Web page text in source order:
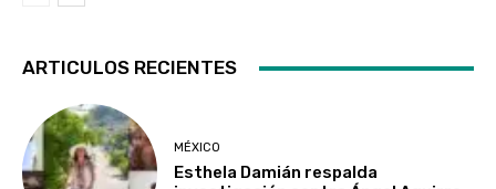
ARTICULOS RECIENTES
MÉXICO
Esthela Damián respalda